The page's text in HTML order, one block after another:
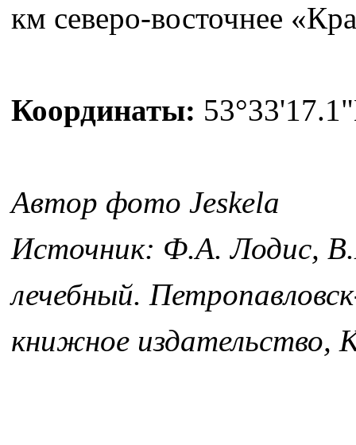
км северо-восточнее
Координаты:
Автор фото Jeskela
Источник: Ф.А. Лодис,
лечебный.
книжное издательство,